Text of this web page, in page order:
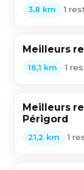
3,8 km •1
Meilleurs
16,1 km •1
Meilleurs
Périgord
21,2 km •1